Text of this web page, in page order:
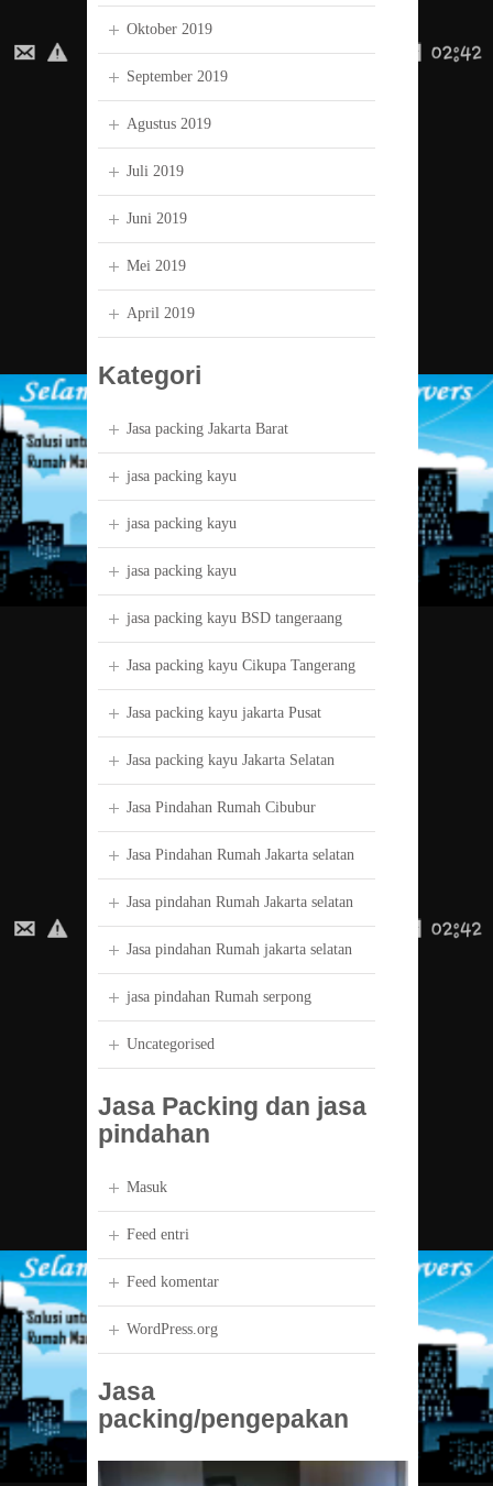
Oktober 2019
September 2019
Agustus 2019
Juli 2019
Juni 2019
Mei 2019
April 2019
Kategori
Jasa packing Jakarta Barat
jasa packing kayu
jasa packing kayu
jasa packing kayu
jasa packing kayu BSD tangeraang
Jasa packing kayu Cikupa Tangerang
Jasa packing kayu jakarta Pusat
Jasa packing kayu Jakarta Selatan
Jasa Pindahan Rumah Cibubur
Jasa Pindahan Rumah Jakarta selatan
Jasa pindahan Rumah Jakarta selatan
Jasa pindahan Rumah jakarta selatan
jasa pindahan Rumah serpong
Uncategorised
Jasa Packing dan jasa
pindahan
Masuk
Feed entri
Feed komentar
WordPress.org
Jasa
packing/pengepakan
Pemutar